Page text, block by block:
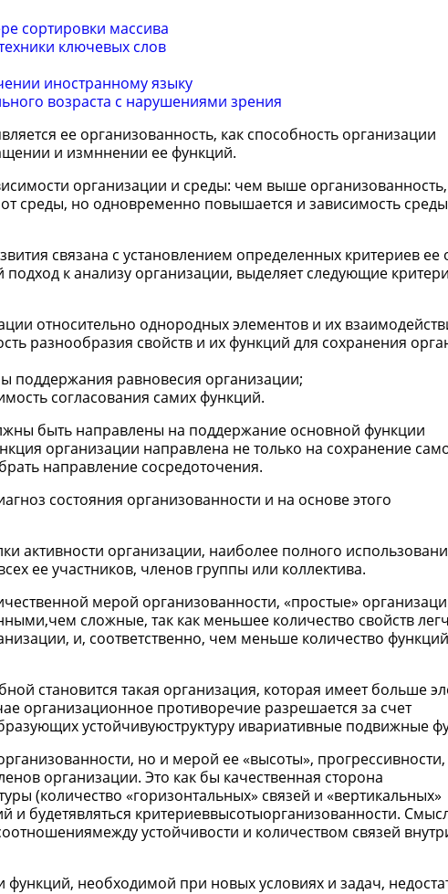
сортировки массива
ключевых слов
иностранному языку
возраста с нарушениями зрения
ее организованность, как способность организации
и измннении ее функций.
организации и среды: чем выше
среды, но одновременно повышается и зависимость
связана с установлением определенных критериев ее
к анализу организации, выделяет следующие
относительно однородных элементов и их
разнообразия свойств и их функций для сохранения
поддержания равновесия организации;
согласования самих функций.
быть направлены на поддержание основной функции
организации направлена не только на сохранение
направление сосредоточения.
состояния организованности и на основе этого
активности организации, наиболее полного
ее участников, членов группы или коллектива.
мерой организованности, «простые»
сложные, так как меньшее количество свойств
и, соответственно, чем меньше количество
становится такая организация, которая имеет больше
организационное противоречие разрешается за счет
устойчивуюструктуру ивариативные подвижные
но и мерой ее «высоты»,
организации. Это как бы качественная сторона
(количество «горизонтальных» связей и «вертикальных»
и будетявляться критериеввысотыорганизованности.
устойчивости и количеством связей
необходимой при новых условиях и задач,